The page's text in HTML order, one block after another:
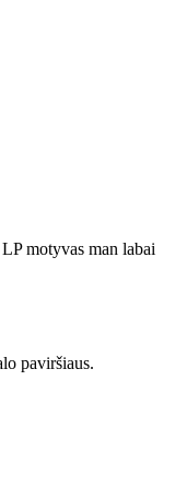
motyvas man labai
paviršiaus.